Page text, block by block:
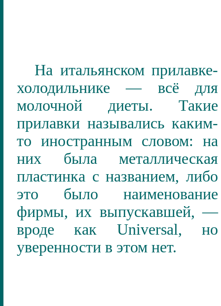
На итальянском прилавке-
холодильнике — всё для
молочной диеты. Такие
прилавки назывались каким-
то иностранным словом: на
них была металлическая
пластинка с названием, либо
это было наименование
фирмы, их выпускавшей, —
вроде как Universal, но
уверенности в этом нет.